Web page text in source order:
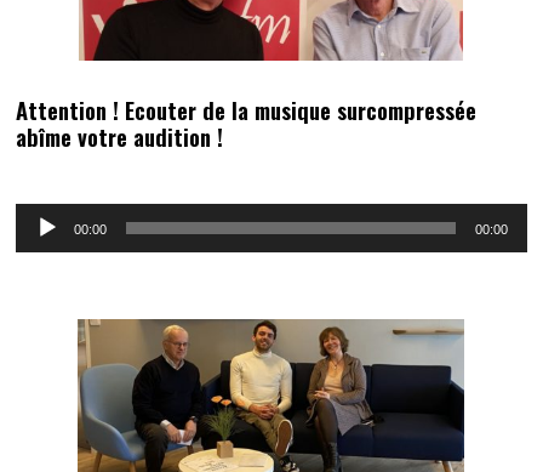
Attention ! Ecouter de la musique surcompressée
abîme votre audition !
Lecteur
00:00 00:00